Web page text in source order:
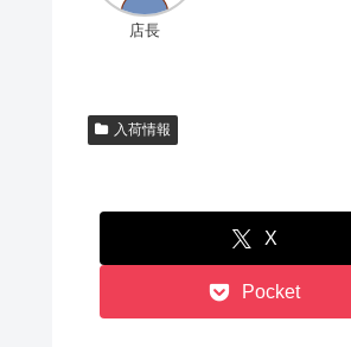
店長
入荷情報
X
Pocket